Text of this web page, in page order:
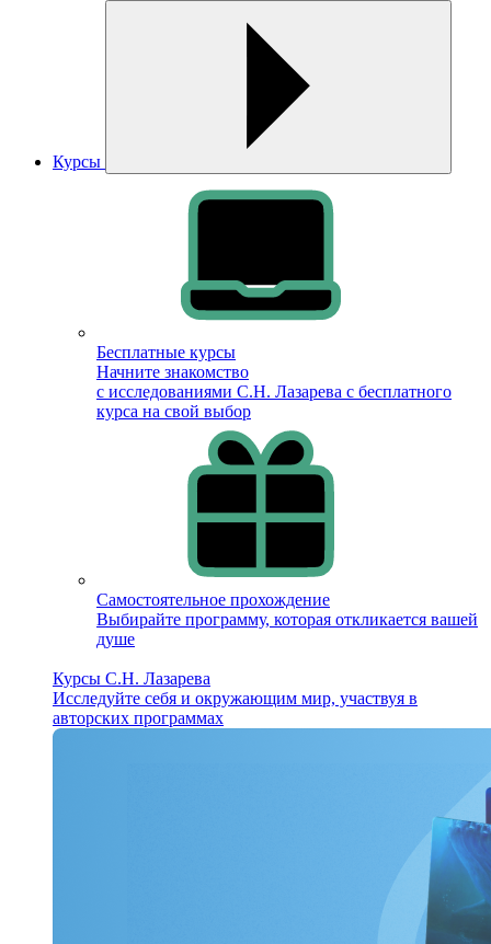
Курсы
Бесплатные курсы
Начните знакомство
с исследованиями С.Н. Лазарева с бесплатного
курса на свой выбор
Самостоятельное прохождение
Выбирайте программу, которая откликается вашей
душе
Курсы С.Н. Лазарева
Исследуйте себя и окружающим мир, участвуя в
авторских программах